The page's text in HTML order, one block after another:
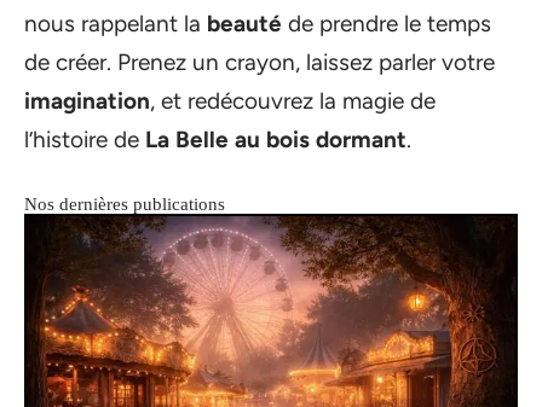
nous rappelant la beauté de prendre le temps
de créer. Prenez un crayon, laissez parler votre
imagination, et redécouvrez la magie de
l’histoire de La Belle au bois dormant.
Nos dernières publications